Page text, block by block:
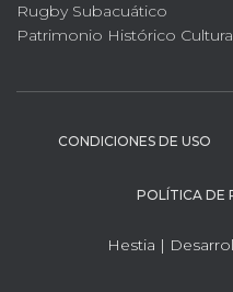
Rugby Subacuático
Patrimonio Histórico
CONDICIONES DE USO
POLÍTICA DE
Hestia |